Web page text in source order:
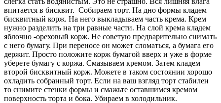
впитается в бисквит. Собираем торт. На дно формы кладем
бисквитный корж. На него выкладываем часть крема. Крем
нужно разделить на три равные части. На слой крема кладем
яблочно -ореховый корж. Не советую предварительно снимать
с него бумагу. При переносе он может сломаться, а бумага его
держит. Просто положите корж бумагой вверх и уже в форме
уберете бумагу с коржа. Смазываем кремом. Затем кладем
второй бисквитный корж. Можете в таком состоянии хорошо
охладить собранный торт. Если на ваш взгляд торт стабилен
то снимите стенки формы и смажьте оставшимся кремом
поверхность торта и бока. Убираем в холодильник.